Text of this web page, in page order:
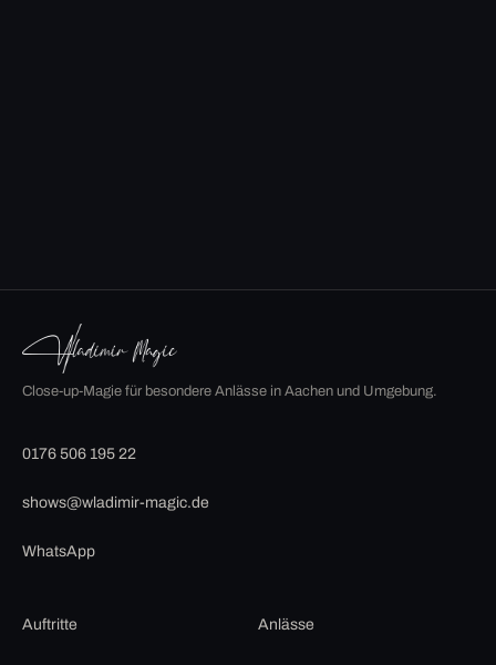
Close-up-Magie für besondere Anlässe in Aachen und Umgebung.
0176 506 195 22
shows@wladimir-magic.de
WhatsApp
Auftritte Anlässe